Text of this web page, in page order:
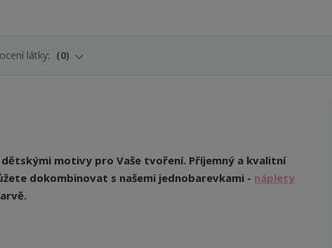
látky: 0
dětskými motivy pro Vaše tvoření. Příjemný a kvalitní
dokombinovat s našemi jednobarevkami - náplety